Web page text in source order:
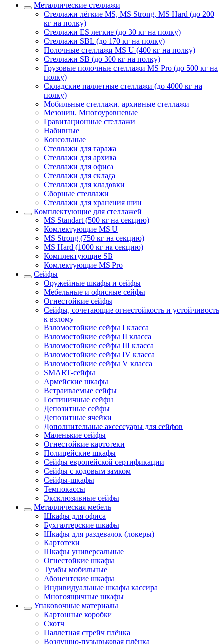
Металлические стеллажи
Стеллажи лёгкие MS, MS Strong, MS Hard (до 200
кг на полку)
Стеллажи ES легкие (до 30 кг на полку)
Стеллажи SBL (до 170 кг на полку)
Полочные стеллажи MS U (400 кг на полку)
Стеллажи SB (до 300 кг на полку)
Грузовые полочные стеллажи MS Pro (до 500 кг на
полку)
Складские паллетные стеллажи (до 4000 кг на
полку)
Мобильные стеллажи, архивные стеллажи
Мезонин. Многоуровневые
Гравитационные стеллажи
Набивные
Консольные
Стеллажи для гаража
Стеллажи для архива
Стеллажи для офиса
Стеллажи для склада
Стеллажи для кладовки
Сборные стеллажи
Стеллажи для хранения шин
Комплектующие для стеллажей
MS Standart (500 кг на секцию)
Комлектующие MS U
MS Strong (750 кг на секцию)
MS Hard (1000 кг на секцию)
Комплектующие SB
Комлектующие MS Pro
Сейфы
Оружейные шкафы и сейфы
Мебельные и офисные сейфы
Огнестойкие сейфы
Сейфы, сочетающие огнестойкость и устойчивость
к взлому
Взломостойкие сейфы I класса
Взломостойкие сейфы II класса
Взломостойкие сейфы III класса
Взломостойкие сейфы IV класса
Взломостойкие сейфы V класса
SMART-сейфы
Армейские шкафы
Встраиваемые сейфы
Гостиничные сейфы
Депозитные сейфы
Депозитные ячейки
Дополнительные аксессуары для сейфов
Маленькие сейфы
Огнестойкие картотеки
Полицейские шкафы
Сейфы европейской сертификации
Сейфы с кодовым замком
Сейфы-шкафы
Темпокассы
Эксклюзивные сейфы
Металлическая мебель
Шкафы для офиса
Бухгалтерские шкафы
Шкафы для раздевалок (локеры)
Картотеки
Шкафы универсальные
Огнестойкие шкафы
Тумбы мобильные
Абонентские шкафы
Индивидуальные шкафы кассира
Многоящичные шкафы
Упаковочные материалы
Картонные коробки
Скотч
Паллетная стрейч плёнка
Воздушно-пузырьковая плёнка